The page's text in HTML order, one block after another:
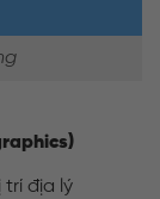
trí địa lý